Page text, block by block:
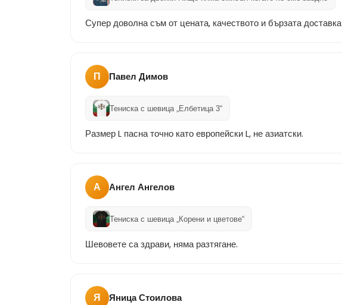
Супер доволна съм от цената, качеството и бързата
П Павел Димов
Тениска с шевица „Елбетица 3“
Размер L пасна точно като европейски L, не азиатски.
А Ангел Ангелов
Тениска с шевица „Корени и цветове“
Шевовете са здрави, няма разтягане.
Я Яница Стоилова